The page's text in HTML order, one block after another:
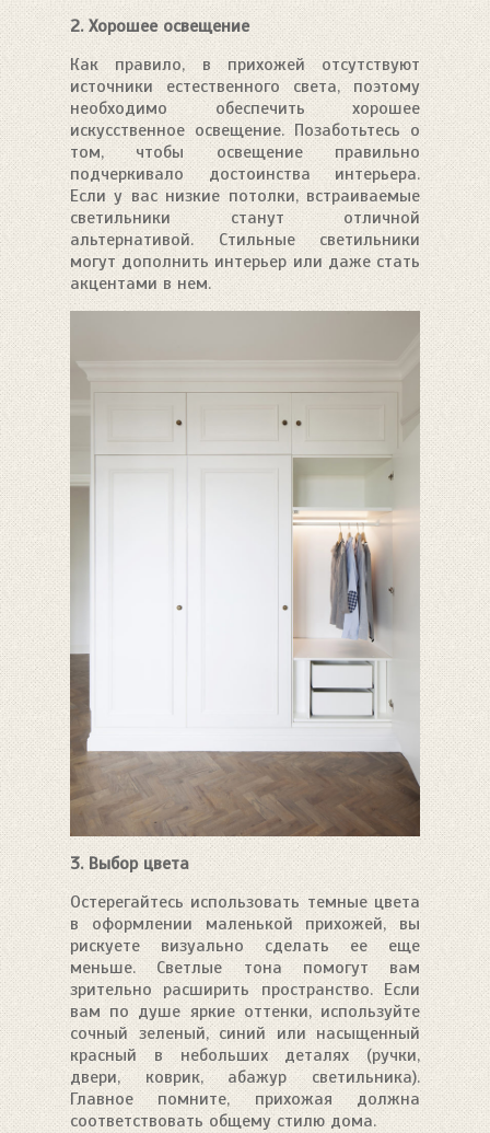
2. Хорошее освещение
Как правило, в прихожей отсутствуют
источники естественного света, поэтому
необходимо обеспечить хорошее
искусственное освещение. Позаботьтесь о
том, чтобы освещение правильно
подчеркивало достоинства интерьера.
Если у вас низкие потолки, встраиваемые
светильники станут отличной
альтернативой. Стильные светильники
могут дополнить интерьер или даже стать
акцентами в нем.
3. Выбор цвета
Остерегайтесь использовать темные цвета
в оформлении маленькой прихожей, вы
рискуете визуально сделать ее еще
меньше. Светлые тона помогут вам
зрительно расширить пространство. Если
вам по душе яркие оттенки, используйте
сочный зеленый, синий или насыщенный
красный в небольших деталях (ручки,
двери, коврик, абажур светильника).
Главное помните, прихожая должна
соответствовать общему стилю дома.